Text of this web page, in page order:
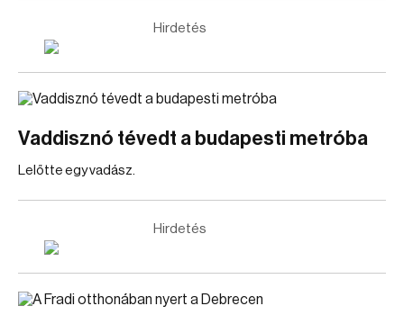
Hirdetés
Vaddisznó tévedt a budapesti metróba
Lelőtte egy vadász.
Hirdetés